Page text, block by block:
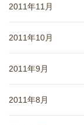
2011年11月
2011年10月
2011年9月
2011年8月